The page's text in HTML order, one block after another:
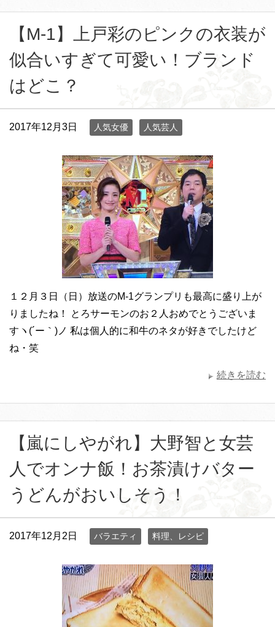
【M-1】上戸彩のピンクの衣装が
似合いすぎて可愛い！ブランド
はどこ？
2017年12月3日 人気女優 人気芸人
１２月３日（日）放送のM-1グランプリも最高に盛り上が
りましたね！ とろサーモンのお２人おめでとうございま
すヽ(´ー｀)ノ 私は個人的に和牛のネタが好きでしたけど
ね・笑
続きを読む
【嵐にしやがれ】大野智と女芸
人でオンナ飯！お茶漬けバター
うどんがおいしそう！
2017年12月2日 バラエティ 料理、レシピ